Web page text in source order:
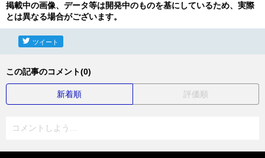
掲載中の画像、データ等は開発中のものを基にしているため、実際
とは異なる場合がございます。
ツイート
この記事のコメント(0)
新着順 評価順
コメントしよう...